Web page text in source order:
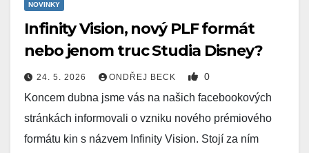
NOVINKY
Infinity Vision, nový PLF formát
nebo jenom truc Studia Disney?
24. 5. 2026 ONDŘEJ BECK 0
Koncem dubna jsme vás na našich facebookových
stránkách informovali o vzniku nového prémiového
formátu kin s názvem Infinity Vision. Stojí za ním